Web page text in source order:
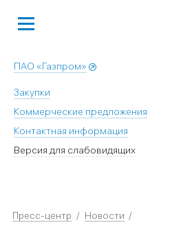
ПАО «Газпром»
Закупки
Коммерческие предложения
Контактная информация
Версия для слабовидящих
Пресс-центр Новости